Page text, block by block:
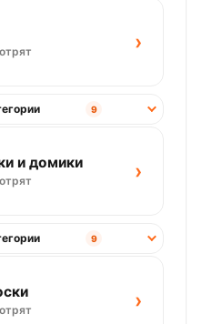
›
9
и домики ›
9
›